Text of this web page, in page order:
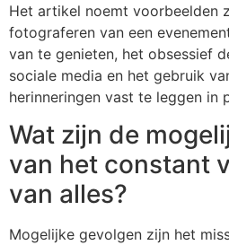
Het artikel noemt voorbeelden
fotograferen van een
van te genieten, het obsessief
sociale media en het gebruik
herinneringen vast te leggen in
Wat zijn de
van het constant
van alles?
Mogelijke gevolgen zijn het